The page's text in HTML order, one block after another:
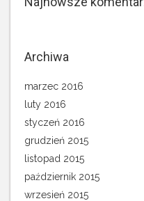
Archiwa
marzec 2016
luty 2016
styczeń 2016
grudzień 2015
listopad 2015
październik 2015
wrzesień 2015